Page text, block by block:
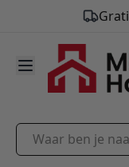
Ga naar de inhoud
Waar ben je naar